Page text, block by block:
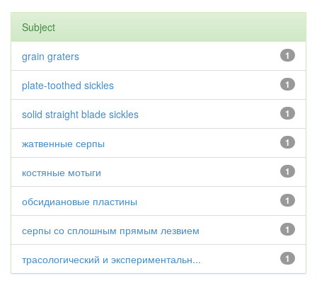
Subject
1
grain graters
1
plate-toothed sickles
1
solid straight blade sickles
1
жатвенные серпы
1
костяные мотыги
1
обсидиановые пластины
1
серпы со сплошным прямым лезвием
1
трасологический и экспериментальн...